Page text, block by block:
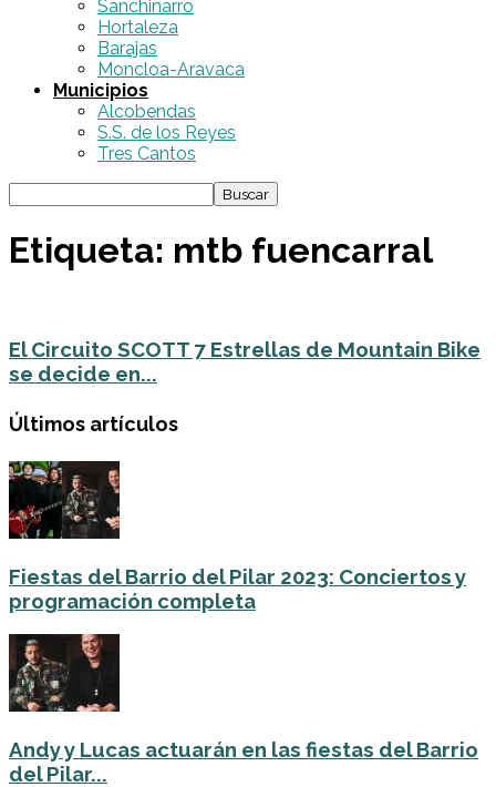
Sanchinarro
Hortaleza
Barajas
Moncloa-Aravaca
Municipios
Alcobendas
S.S. de los Reyes
Tres Cantos
Etiqueta: mtb fuencarral
El Circuito SCOTT 7 Estrellas de Mountain Bike
se decide en...
Últimos artículos
Fiestas del Barrio del Pilar 2023: Conciertos y
programación completa
Andy y Lucas actuarán en las fiestas del Barrio
del Pilar...